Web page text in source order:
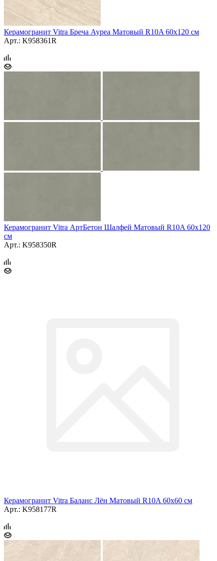
Керамогранит Vitra Бреча Ауреа Матовый R10A 60x120 см
Арт.: K958361R
Керамогранит Vitra АртБетон Шалфей Матовый R10A 60x120
см
Арт.: K958350R
Керамогранит Vitra Баланс Лён Матовый R10A 60x60 см
Арт.: K958177R